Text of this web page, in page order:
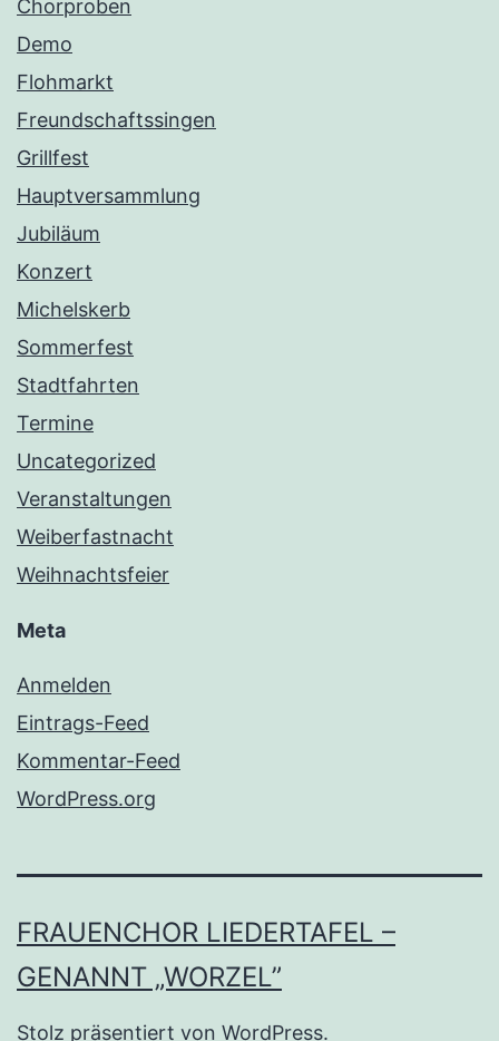
Chorproben
Demo
Flohmarkt
Freundschaftssingen
Grillfest
Hauptversammlung
Jubiläum
Konzert
Michelskerb
Sommerfest
Stadtfahrten
Termine
Uncategorized
Veranstaltungen
Weiberfastnacht
Weihnachtsfeier
Meta
Anmelden
Eintrags-Feed
Kommentar-Feed
WordPress.org
FRAUENCHOR LIEDERTAFEL –
GENANNT „WORZEL”
Stolz präsentiert von WordPress.